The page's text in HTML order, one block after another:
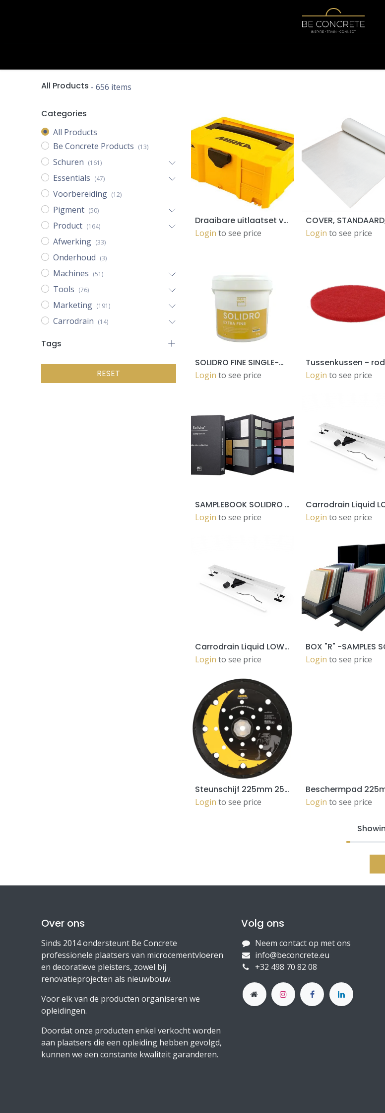
All Products - 656 items
Categories
All Products
Be Concrete Products (13)
Schuren (161)
Essentials (47)
Voorbereiding (12)
Pigment (50)
Product (164)
Afwerking (33)
Onderhoud (3)
Machines (51)
Tools (76)
Marketing (191)
Carrodrain (14)
Tags
RESET
ADD TO CART Draaibare uitlaatset voor DEROS 125/150mm (MIE6521011)
Login to see price
ADD TO CART
Login to see price
ADD TO CART SOLIDRO FINE SINGLE-COMP.WATER-BASED DECOR LAYER 5KG POTS
Login to see price
ADD TO CART
Login to see price
ADD TO CART SAMPLEBOOK SOLIDRO COLLECTION WITH CATALOGUE
Login to see price
ADD TO CART
Login to see price
ADD TO CART Carrodrain Liquid LOW WHITE 600 (101613b) for MT, Solidro, ... (membrane)
Login to see price
ADD TO CART
Login to see price
ADD TO CART Steunschijf 225mm 25H Grip LEROS (MIW9514312)
Login to see price
ADD TO CART
Login to see price
Over ons
Sinds 2014 ondersteunt Be Concrete
professionele plaatsers van microcementvloeren
en decoratieve pleisters, zowel bij
renovatieprojecten als nieuwbouw.
Voor elk van de producten organiseren we
opleidingen.
Doordat onze producten enkel verkocht worden
aan plaatsers die een opleiding hebben gevolgd,
kunnen we een constante kwaliteit garanderen.
Volg ons
Neem contact op met ons
info@beconcrete.eu
+32 498 70 82 08